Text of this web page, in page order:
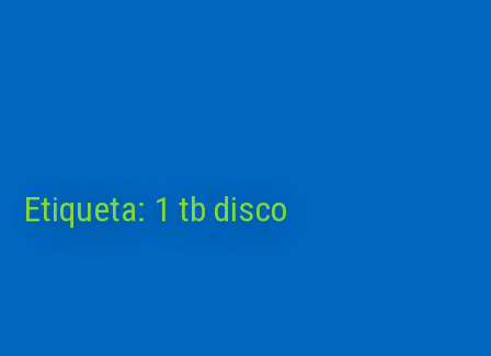
Etiqueta: 1 tb disco